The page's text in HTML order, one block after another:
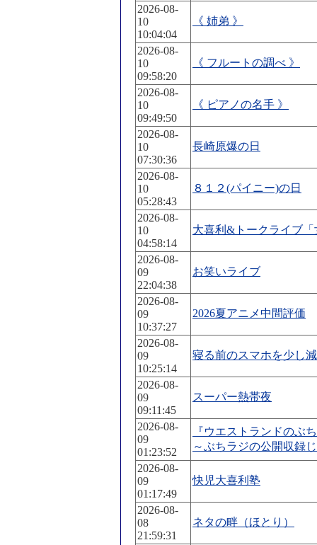
2026-08-
10
10:04:04
《 姉弟 》
2026-08-
10
09:58:20
《 フルートの調べ 》
2026-08-
10
09:49:50
《 ピアノの名手 》
2026-08-
10
07:30:36
長崎原爆の日
2026-08-
10
05:28:43
８１２(パイニー)の日
2026-08-
10
04:58:14
大喜利&トークライブ「
2026-08-
09
22:04:38
お笑いライブ
2026-08-
09
10:37:27
2026夏アニメ中間評価
2026-08-
09
10:25:14
寝る前のスマホを少し
2026-08-
09
09:11:45
スーパー熱帯夜
2026-08-
09
01:23:52
『ウエストランドのぶ
～ぶちラジの公開収録
2026-08-
09
01:17:49
快児大喜利塾
2026-08-
08
21:59:31
ネタの畔（ほとり）